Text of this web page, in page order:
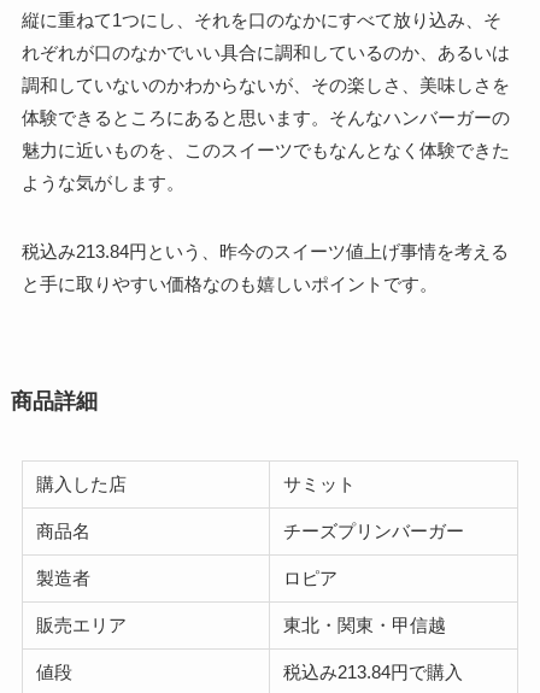
縦に重ねて1つにし、それを口のなかにすべて放り込み、そ
れぞれが口のなかでいい具合に調和しているのか、あるいは
調和していないのかわからないが、その楽しさ、美味しさを
体験できるところにあると思います。そんなハンバーガーの
魅力に近いものを、このスイーツでもなんとなく体験できた
ような気がします。
税込み213.84円という、昨今のスイーツ値上げ事情を考える
と手に取りやすい価格なのも嬉しいポイントです。
商品詳細
購入した店 サミット
商品名 チーズプリンバーガー
製造者 ロピア
販売エリア 東北・関東・甲信越
値段 税込み213.84円で購入